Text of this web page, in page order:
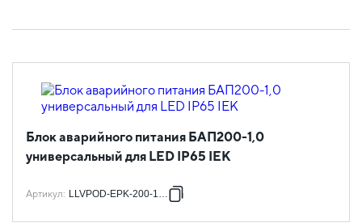
Блок аварийного питания БАП200-1,0
универсальный для LED IP65 IEK
Артикул: LLVPOD-EPK-200-1H-U